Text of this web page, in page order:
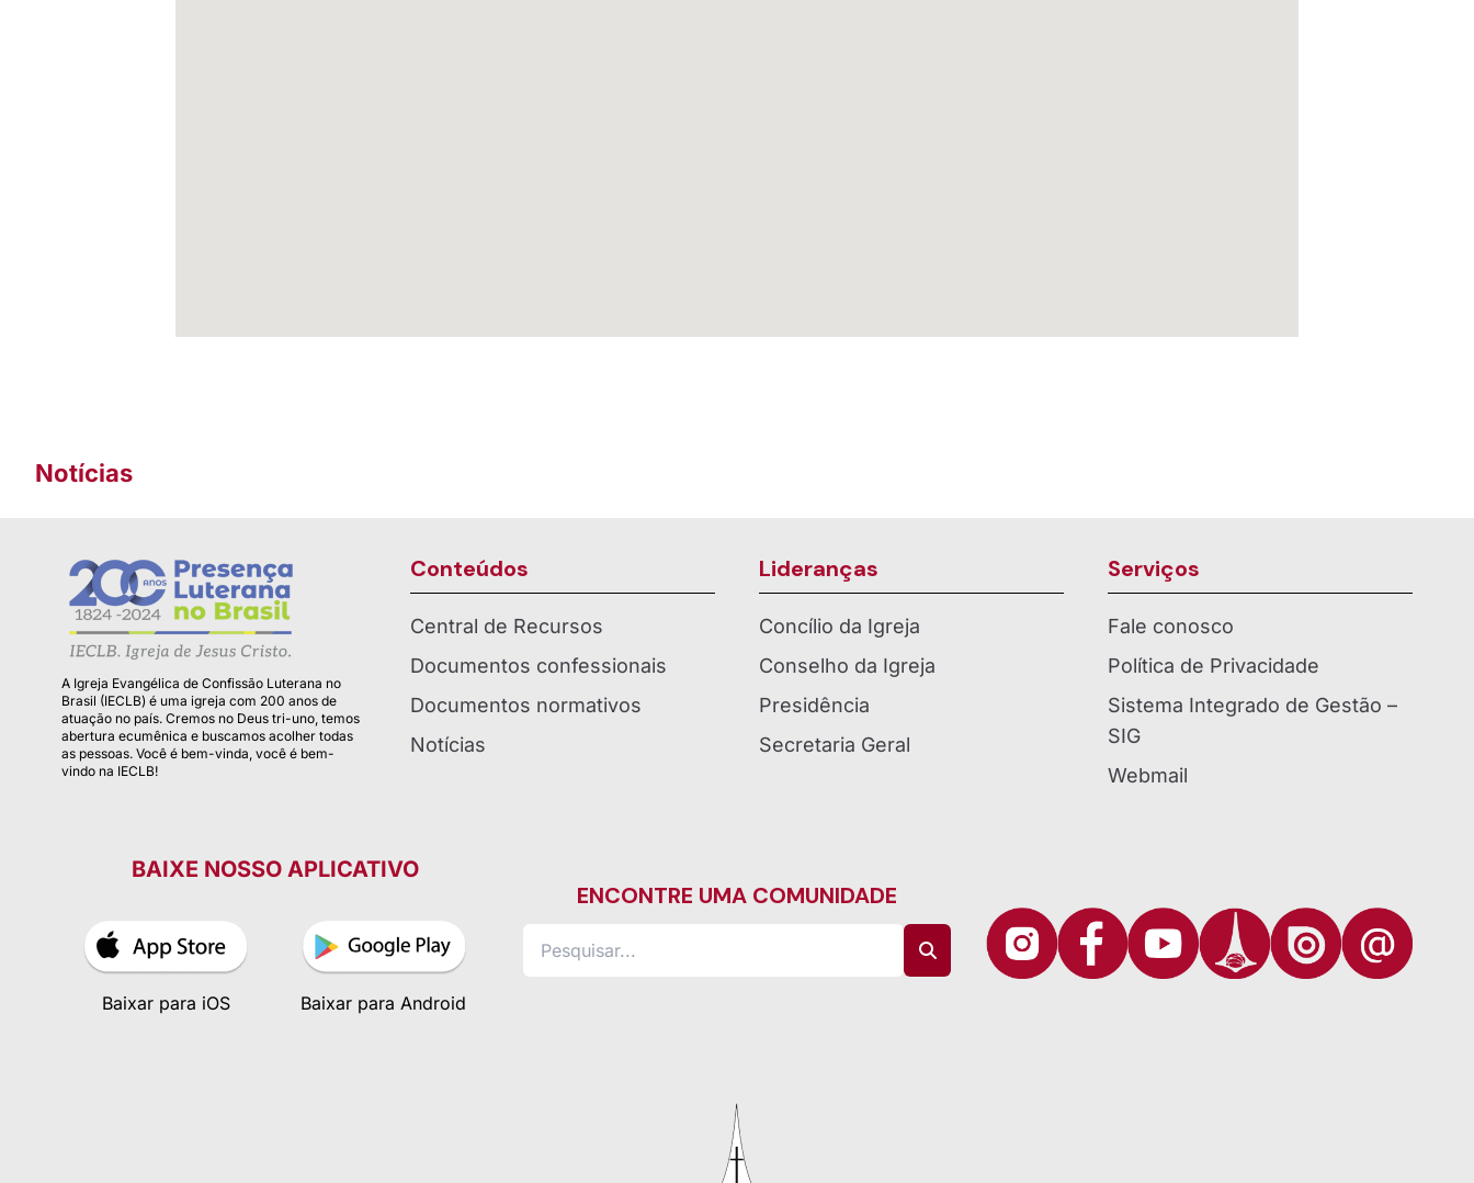
Notícias
A Igreja Evangélica de Confissão Luterana no
Brasil (IECLB) é uma igreja com 200 anos de
atuação no país. Cremos no Deus tri-uno, temos
abertura ecumênica e buscamos acolher todas
as pessoas. Você é bem-vinda, você é bem-
vindo na IECLB!
Conteúdos
Central de Recursos
Documentos confessionais
Documentos normativos
Notícias
Lideranças
Concílio da Igreja
Conselho da Igreja
Presidência
Secretaria Geral
Serviços
Fale conosco
Política de Privacidade
Sistema Integrado de Gestão –
SIG
Webmail
BAIXE NOSSO APLICATIVO
Baixar para iOS Baixar para Android
ENCONTRE UMA COMUNIDADE